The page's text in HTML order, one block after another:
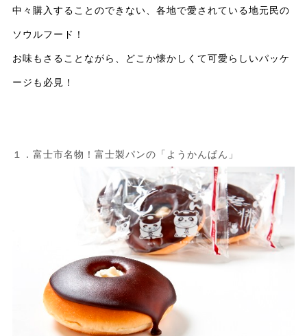
中々購入することのできない、各地で愛されている地元民の
ソウルフード！
お味もさることながら、どこか懐かしくて可愛らしいパッケ
ージも必見！
１．富士市名物！富士製パンの「ようかんぱん」